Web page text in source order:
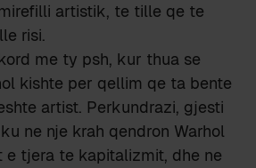
artistik, te tille qe te
risi.
me ty psh, kur thua se
kishte per qellim qe ta bente
artist. Perkundrazi, gjesti
ne nje krah qendron Warhol
e tjera te kapitalizmit, dhe ne